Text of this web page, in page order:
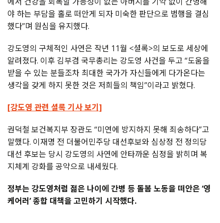
야 하는 부담을 홀로 떠안게 되자 미숙한 판단으로 범행을 결심
했다”며 원심을 유지했다.
강도영의 구체적인 사연은 작년 11월 <셜록>의 보도로 세상에
알려졌다. 이후 김부겸 국무총리는 강도영 사건을 두고 “도움을
받을 수 있는 분들조차 최대한 국가가 자신들에게 다가온다는
생각을 갖게 하지 못한 것은 저희들의 책임”이라고 밝혔다.
[강도영 관련 셜록 기사 보기]
권덕철 보건복지부 장관도 “미연에 방지하지 못해 죄송하다”고
말했다. 이재명 전 더불어민주당 대선후보와 심상정 전 정의당
대선 후보는 당시 강도영의 사연에 안타까운 심정을 밝히며 복
지체계 강화를 공약으로 내세웠다.
정부는 강도영처럼 젊은 나이에 간병 등 돌봄 노동을 떠안은 ‘영
케어러’ 종합 대책을 고민하기 시작했다.